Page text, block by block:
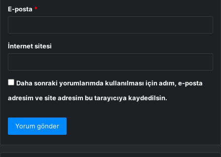
E-posta *
İnternet sitesi
Daha sonraki yorumlarımda kullanılması için adım, e-posta
adresim ve site adresim bu tarayıcıya kaydedilsin.